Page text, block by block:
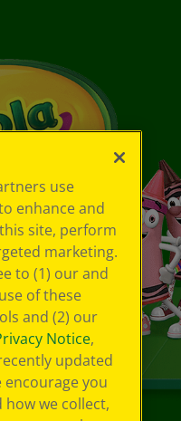
use
enhance and
site, perform
marketing.
to (1) our and
of these
and (2) our
Notice,
updated
encourage you
we collect,